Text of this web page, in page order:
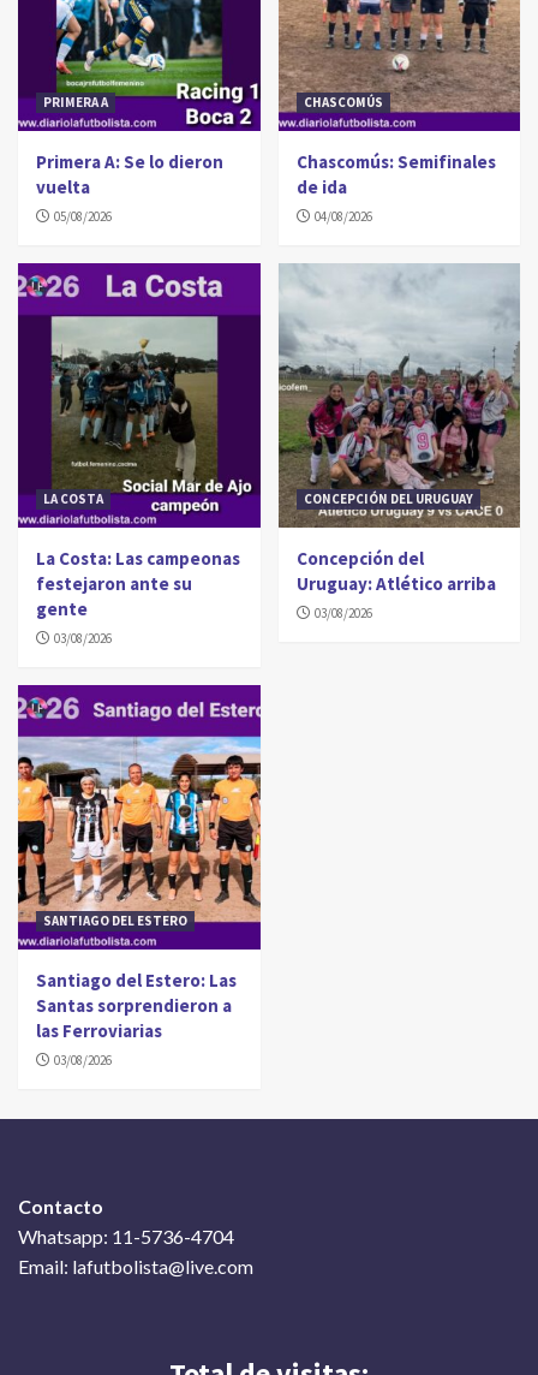
PRIMERA A
Primera A: Se lo dieron
vuelta
05/08/2026
CHASCOMÚS
Chascomús: Semifinales
de ida
04/08/2026
LA COSTA
La Costa: Las campeonas
festejaron ante su
gente
03/08/2026
CONCEPCIÓN DEL URUGUAY
Concepción del
Uruguay: Atlético arriba
03/08/2026
SANTIAGO DEL ESTERO
Santiago del Estero: Las
Santas sorprendieron a
las Ferroviarias
03/08/2026
Contacto
Whatsapp: 11-5736-4704
Email: lafutbolista@live.com